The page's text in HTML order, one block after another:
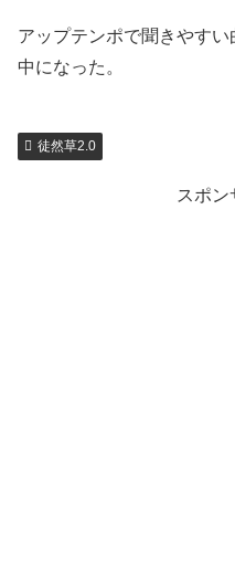
アップテンポで聞きやす
中になった。
徒然草2.0
スポン